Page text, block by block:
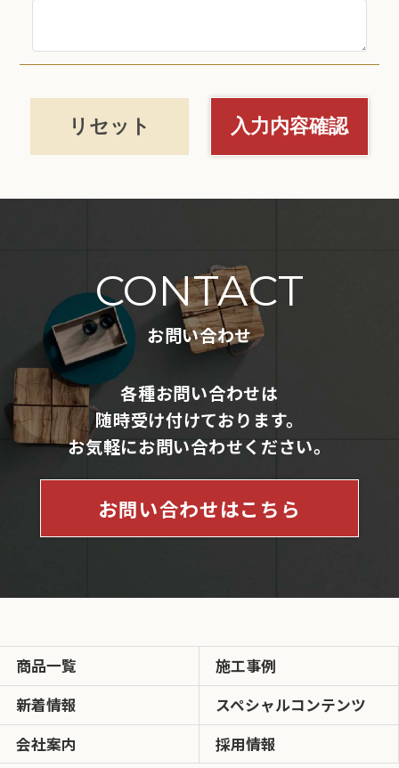
CONTACT
お問い合わせ
各種お問い合わせは
随時受け付けております。
お気軽にお問い合わせください。
お問い合わせはこちら
商品一覧
施工事例
新着情報
スペシャルコンテンツ
会社案内
採用情報